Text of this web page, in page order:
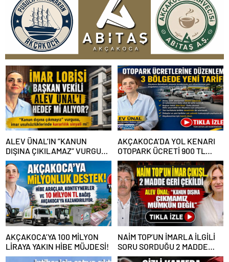
ALEV ÜNAL’IN ”KANUN
DIŞINA ÇIKILAMAZ” VURGUSU
KİMLERİN CANINI SIKTI?
AKÇAKOCA’DA YOL KENARI
OTOPARK ÜCRETİ 900 TL
OLDU
AKÇAKOCA’YA 100 MİLYON
LİRAYA YAKIN HİBE MÜJDESİ!
NAİM TOP’UN İMARLA İLGİLİ
SORU SORDUĞU 2 MADDE
GERİ ÇEKİLDİ